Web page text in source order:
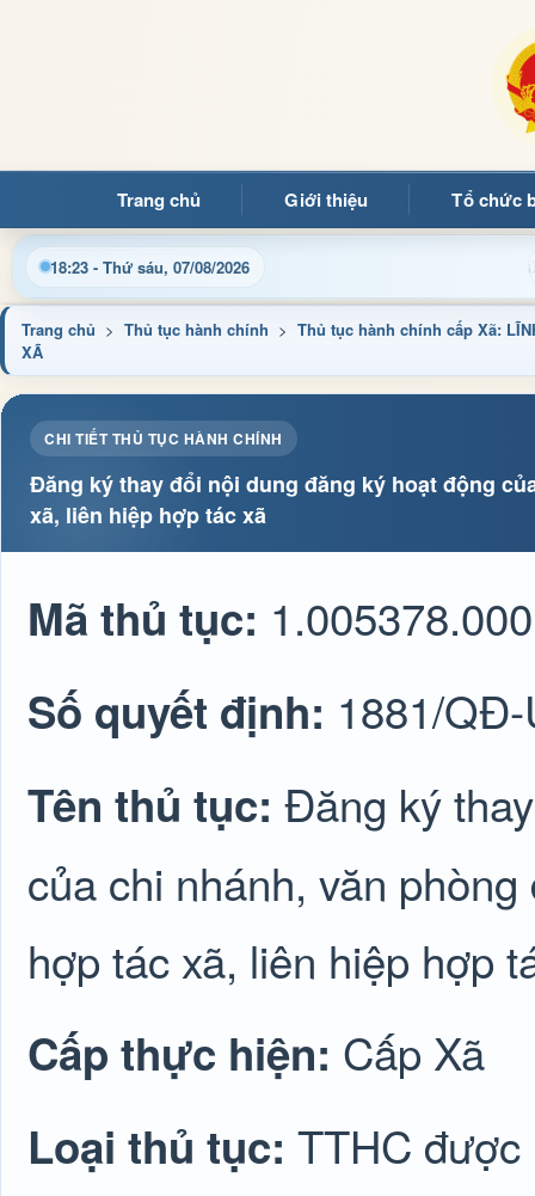
Trang chủ Giới thiệu Tổ chức
18:23 - Thứ sáu, 07/08/2026
Chào mừng quý bạn đọc đến với Trang thông tin điện tử xã
Trang chủ > Thủ tục hành chính > Thủ tục hành chính cấp Xã:
XÃ
CHI TIẾT THỦ TỤC HÀNH CHÍNH
Đăng ký thay đổi nội dung đăng ký hoạt động
xã, liên hiệp hợp tác xã
Mã thủ tục:
Số quyết định: 1881/
Tên thủ tục: Đăng ký
của chi nhánh, văn
hợp tác xã, liên hiệp hợp
Cấp thực hiện: Cấp Xã
Loại thủ tục: TTHC được